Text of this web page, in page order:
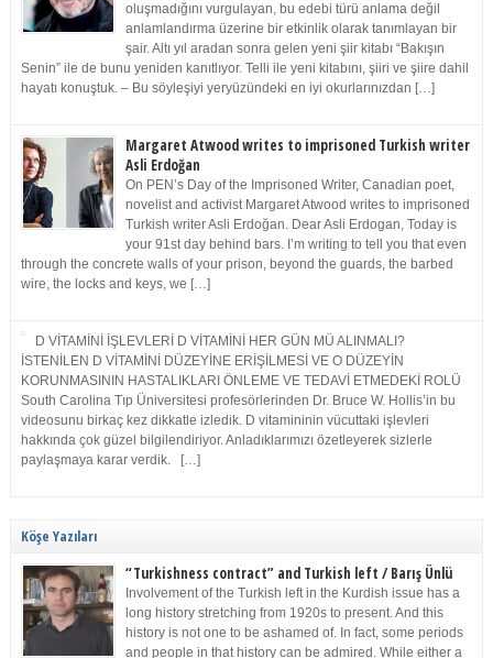
oluşmadığını vurgulayan, bu edebi türü anlama değil
anlamlandırma üzerine bir etkinlik olarak tanımlayan bir
şair. Altı yıl aradan sonra gelen yeni şiir kitabı “Bakışın
Senin” ile de bunu yeniden kanıtlıyor. Telli ile yeni kitabını, şiiri ve şiire dahil
hayatı konuştuk. – Bu söyleşiyi yeryüzündeki en iyi okurlarınızdan […]
Margaret Atwood writes to imprisoned Turkish writer
Asli Erdoğan
On PEN’s Day of the Imprisoned Writer, Canadian poet,
novelist and activist Margaret Atwood writes to imprisoned
Turkish writer Asli Erdoğan. Dear Asli Erdogan, Today is
your 91st day behind bars. I’m writing to tell you that even
through the concrete walls of your prison, beyond the guards, the barbed
wire, the locks and keys, we […]
D VİTAMİNİ İŞLEVLERİ D VİTAMİNİ HER GÜN MÜ ALINMALI?
İSTENİLEN D VİTAMİNİ DÜZEYİNE ERİŞİLMESİ VE O DÜZEYİN
KORUNMASININ HASTALIKLARI ÖNLEME VE TEDAVİ ETMEDEKİ ROLÜ
South Carolina Tıp Üniversitesi profesörlerinden Dr. Bruce W. Hollis’in bu
videosunu birkaç kez dikkatle izledik. D vitamininin vücuttaki işlevleri
hakkında çok güzel bilgilendiriyor. Anladıklarımızı özetleyerek sizlerle
paylaşmaya karar verdik. […]
Köşe Yazıları
“Turkishness contract” and Turkish left / Barış Ünlü
Involvement of the Turkish left in the Kurdish issue has a
long history stretching from 1920s to present. And this
history is not one to be ashamed of. In fact, some periods
and people in that history can be admired. While either a